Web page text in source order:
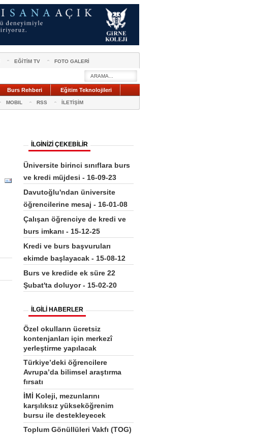
EĞİTİM TV FOTO GALERİ
Burs Rehberi Eğitim Teknolojileri
MOBIL RSS İLETİŞİM
İLGİNİZİ ÇEKEBİLİR
Üniversite birinci sınıflara burs
ve kredi müjdesi - 16-09-23
Davutoğlu'ndan üniversite
öğrencilerine mesaj - 16-01-08
Çalışan öğrenciye de kredi ve
burs imkanı - 15-12-25
Kredi ve burs başvuruları
ekimde başlayacak - 15-08-12
Burs ve kredide ek süre 22
Şubat'ta doluyor - 15-02-20
İLGİLİ HABERLER
Özel okulların ücretsiz
kontenjanları için merkezî
yerleştirme yapılacak
Türkiye’deki öğrencilere
Avrupa’da bilimsel araştırma
fırsatı
İMİ Koleji, mezunlarını
karşılıksız yükseköğrenim
bursu ile destekleyecek
Toplum Gönüllüleri Vakfı (TOG)